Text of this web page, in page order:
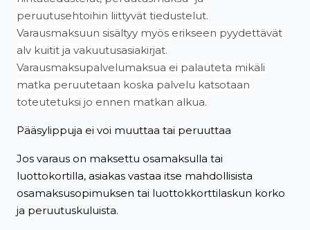
peruutusehtoihin liittyvät tiedustelut.
Varausmaksuun sisältyy myös erikseen pyydettävät
alv kuitit ja vakuutusasiakirjat.
Varausmaksupalvelumaksua ei palauteta mikäli
matka peruutetaan koska palvelu katsotaan
toteutetuksi jo ennen matkan alkua.
Pääsylippuja ei voi muuttaa tai peruuttaa
Jos varaus on maksettu osamaksulla tai
luottokortilla, asiakas vastaa itse mahdollisista
osamaksusopimuksen tai luottokkorttilaskun korko
ja peruutuskuluista.